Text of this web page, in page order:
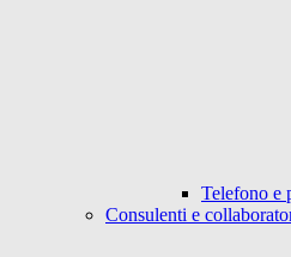
Telefono e
Consulenti e